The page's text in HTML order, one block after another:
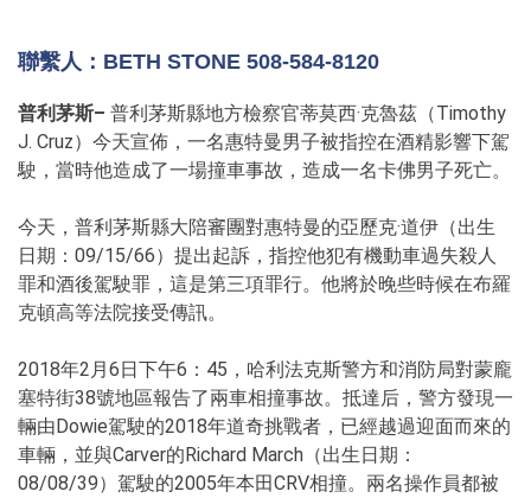
聯繫人：BETH STONE 508-584-8120
普利茅斯– 普利茅斯縣地方檢察官蒂莫西·克魯茲（Timothy
J. Cruz）今天宣佈，一名惠特曼男子被指控在酒精影響下駕
駛，當時他造成了一場撞車事故，造成一名卡佛男子死亡。
今天，普利茅斯縣大陪審團對惠特曼的亞歷克·道伊（出生
日期：09/15/66）提出起訴，指控他犯有機動車過失殺人
罪和酒後駕駛罪，這是第三項罪行。他將於晚些時候在布羅
克頓高等法院接受傳訊。
2018年2月6日下午6：45，哈利法克斯警方和消防局對蒙龐
塞特街38號地區報告了兩車相撞事故。抵達后，警方發現一
輛由Dowie駕駛的2018年道奇挑戰者，已經越過迎面而來的
車輛，並與Carver的Richard March（出生日期：
08/08/39）駕駛的2005年本田CRV相撞。兩名操作員都被